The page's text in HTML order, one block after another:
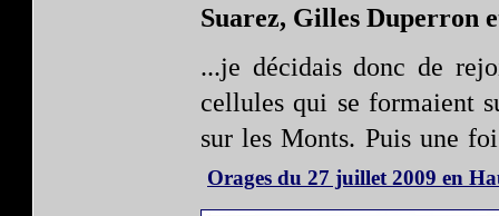
Suarez, Gilles Duperron
...je décidais donc de
cellules qui se formaient
sur les Monts. Puis une
Orages du 27 juillet 2009 en